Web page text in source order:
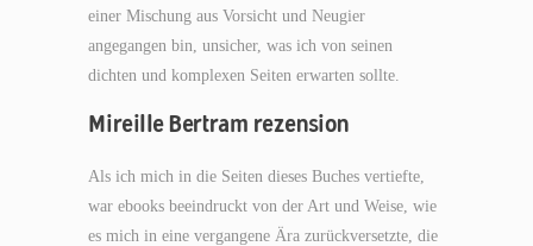
einer Mischung aus Vorsicht und Neugier
angegangen bin, unsicher, was ich von seinen
dichten und komplexen Seiten erwarten sollte.
Mireille Bertram rezension
Als ich mich in die Seiten dieses Buches vertiefte,
war ebooks beeindruckt von der Art und Weise, wie
es mich in eine vergangene Ära zurückversetzte, die